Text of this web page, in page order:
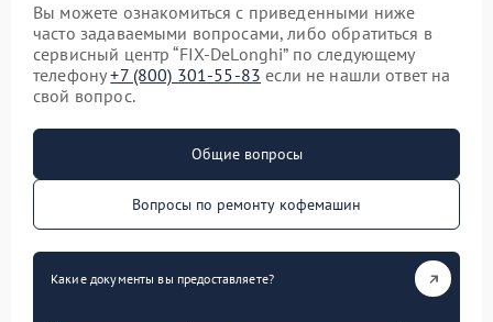
Вы можете ознакомиться с приведенными ниже
часто задаваемыми вопросами, либо обратиться в
сервисный центр “FIX-DeLonghi” по следующему
телефону+7 (800) 301-55-83 если не нашли ответ на
свой вопрос.
Общие вопросы
Вопросы по ремонту кофемашин
Какие документы вы предоставляете?